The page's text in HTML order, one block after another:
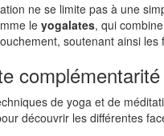
ne se limite pas à une
le yogalates, qui
soutenant ainsi
complémentarité
de yoga et de
découvrir les différentes